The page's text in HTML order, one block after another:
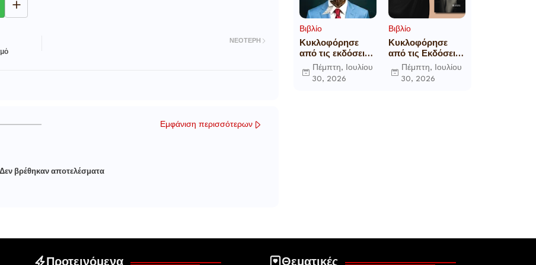
ΝΕΌΤΕΡΗ
Εμφάνιση περισσότερων
Δεν βρέθηκαν αποτελέσματα
Βιβλίο
Κυκλοφόρησε
από τις εκδόσεις
Gema το
μυθιστόρημα του
Πέμπτη, Ιουλίου
30, 2026
Βιβλίο
Κυκλοφόρησε
από τις Εκδόσεις
Επίμετρο το
αστυνομικό
Πέμπτη, Ιουλίου
30, 2026